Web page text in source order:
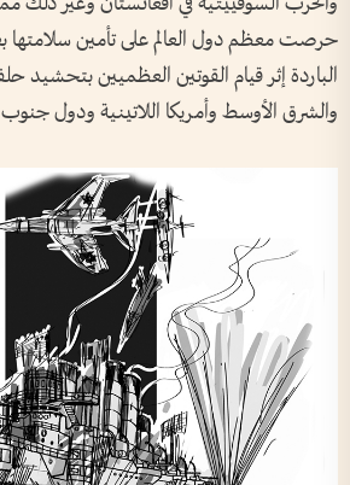
حرصت معظم دول العالم على تأمين سلامتها
الباردة إثر قيام القوتين العظميين بتحشيد
والشرق الأوسط وأمريكا اللاتينية ودول